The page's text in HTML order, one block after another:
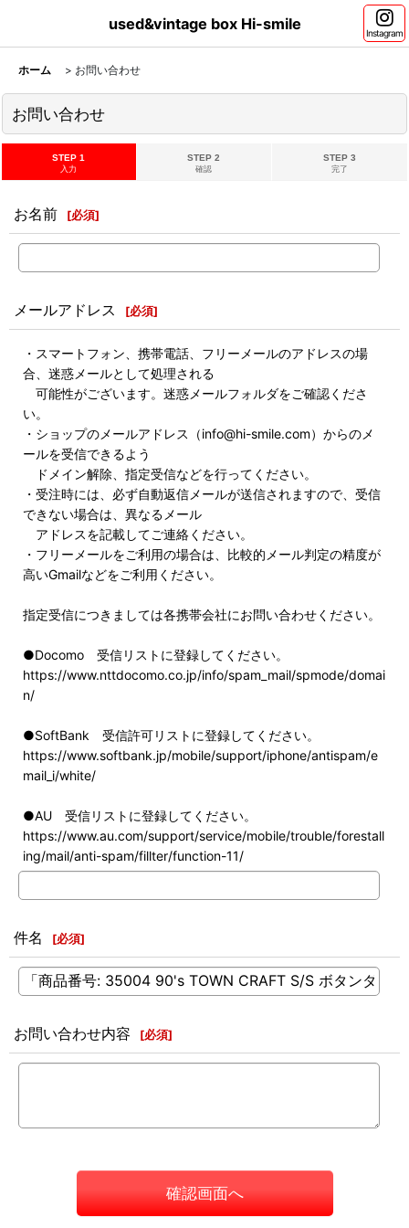
used&vintage box Hi-smile
Instagram
ホーム > お問い合わせ
お問い合わせ
STEP 1
入力
STEP 2
確認
STEP 3
完了
お名前 [必須]
メールアドレス [必須]
・スマートフォン、携帯電話、フリーメールのアドレスの場
合、迷惑メールとして処理される
可能性がございます。迷惑メールフォルダをご確認くださ
い。
・ショップのメールアドレス（info@hi-smile.com）からのメ
ールを受信できるよう
ドメイン解除、指定受信などを行ってください。
・受注時には、必ず自動返信メールが送信されますので、受信
できない場合は、異なるメール
アドレスを記載してご連絡ください。
・フリーメールをご利用の場合は、比較的メール判定の精度が
高いGmailなどをご利用ください。
指定受信につきましては各携帯会社にお問い合わせください。
●Docomo 受信リストに登録してください。
https://www.nttdocomo.co.jp/info/spam_mail/spmode/domai
n/
●SoftBank 受信許可リストに登録してください。
https://www.softbank.jp/mobile/support/iphone/antispam/e
mail_i/white/
●AU 受信リストに登録してください。
https://www.au.com/support/service/mobile/trouble/forestall
ing/mail/anti-spam/fillter/function-11/
件名 [必須]
お問い合わせ内容 [必須]
確認画面へ